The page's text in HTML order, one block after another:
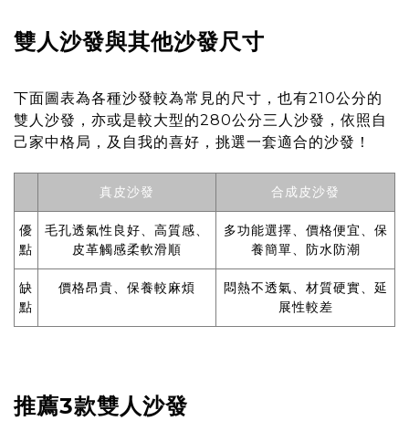
雙人沙發與其他沙發尺寸
下面圖表為各種沙發較為常見的尺寸，也有210公分的
雙人沙發，亦或是較大型的280公分三人沙發，依照自
己家中格局，及自我的喜好，挑選一套適合的沙發！
真皮沙發 合成皮沙發
優
點
毛孔透氣性良好、高質感、
皮革觸感柔軟滑順
多功能選擇、價格便宜、保
養簡單、防水防潮
缺
點
價格昂貴、保養較麻煩
悶熱不透氣、材質硬實、延
展性較差
推薦3款雙人沙發